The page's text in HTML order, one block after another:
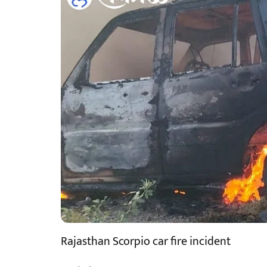
Rajasthan Scorpio car fire incident